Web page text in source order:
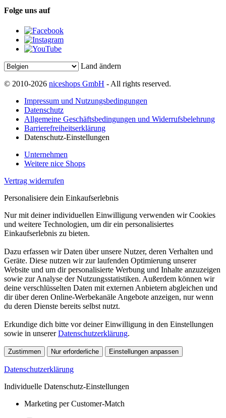
Folge uns auf
Land ändern
© 2010-2026 niceshops GmbH - All rights reserved.
Impressum und Nutzungsbedingungen
Datenschutz
Allgemeine Geschäftsbedingungen und Widerrufsbelehrung
Barrierefreiheitserklärung
Datenschutz-Einstellungen
Unternehmen
Weitere nice Shops
Vertrag widerrufen
Personalisiere dein Einkaufserlebnis
Nur mit deiner individuellen Einwilligung verwenden wir Cookies
und weitere Technologien, um dir ein personalisiertes
Einkaufserlebnis zu bieten.
Dazu erfassen wir Daten über unsere Nutzer, deren Verhalten und
Geräte. Diese nutzen wir zur laufenden Optimierung unserer
Website und um dir personalisierte Werbung und Inhalte anzuzeigen
sowie zur Analyse der Nutzungsstatistiken. Außerdem können wir
deine verschlüsselten Daten mit externen Anbietern abgleichen und
dir über deren Online-Werbekanäle Angebote anzeigen, nur wenn
du deren Dienste bereits selbst nutzt.
Erkundige dich bitte vor deiner Einwilligung in den Einstellungen
sowie in unsererDatenschutzerklärung.
Zustimmen Nur erforderliche Einstellungen anpassen
Datenschutzerklärung
Individuelle Datenschutz-Einstellungen
Marketing per Customer-Match